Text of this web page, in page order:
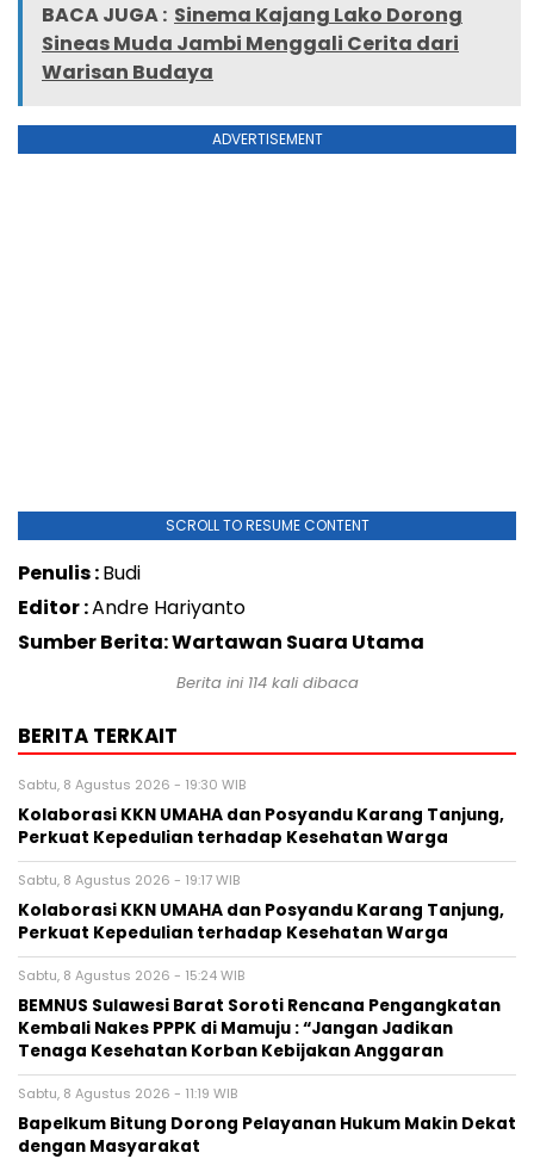
BACA JUGA : Sinema Kajang Lako Dorong
Sineas Muda Jambi Menggali Cerita dari
Warisan Budaya
ADVERTISEMENT
SCROLL TO RESUME CONTENT
Penulis :Budi
Editor :Andre Hariyanto
Sumber Berita: Wartawan Suara Utama
Berita ini 114kali dibaca
BERITA TERKAIT
Sabtu, 8 Agustus 2026 - 19:30 WIB
Kolaborasi KKN UMAHA dan Posyandu Karang Tanjung,
Perkuat Kepedulian terhadap Kesehatan Warga
Sabtu, 8 Agustus 2026 - 19:17 WIB
Kolaborasi KKN UMAHA dan Posyandu Karang Tanjung,
Perkuat Kepedulian terhadap Kesehatan Warga
Sabtu, 8 Agustus 2026 - 15:24 WIB
BEMNUS Sulawesi Barat Soroti Rencana Pengangkatan
Kembali Nakes PPPK di Mamuju : “Jangan Jadikan
Tenaga Kesehatan Korban Kebijakan Anggaran
Sabtu, 8 Agustus 2026 - 11:19 WIB
Bapelkum Bitung Dorong Pelayanan Hukum Makin Dekat
dengan Masyarakat